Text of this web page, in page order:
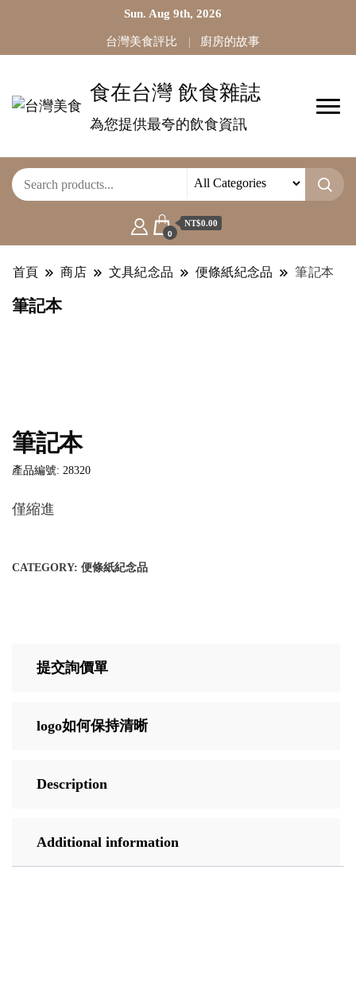
Sun. Aug 9th, 2026
台灣美食評比 廚房的故事
食在台灣 飲食雜誌
為您提供最夸的飲食資訊
0
NT$0.00
首頁 商店 文具紀念品 便條紙紀念品 筆記本
筆記本
筆記本
產品編號: 28320
僅縮進
CATEGORY: 便條紙紀念品
提交詢價單
logo如何保持清晰
Description
Additional information